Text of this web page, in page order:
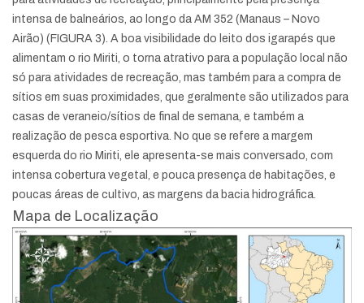
intensa de balneários, ao longo da AM 352 (Manaus – Novo
Airão) (FIGURA 3). A boa visibilidade do leito dos igarapés que
alimentam o rio Miriti, o torna atrativo para a população local não
só para atividades de recreação, mas também para a compra de
sítios em suas proximidades, que geralmente são utilizados para
casas de veraneio/sítios de final de semana, e também a
realização de pesca esportiva. No que se refere a margem
esquerda do rio Miriti, ele apresenta-se mais conversado, com
intensa cobertura vegetal, e pouca presença de habitações, e
poucas áreas de cultivo, as margens da bacia hidrográfica.
Mapa de Localização